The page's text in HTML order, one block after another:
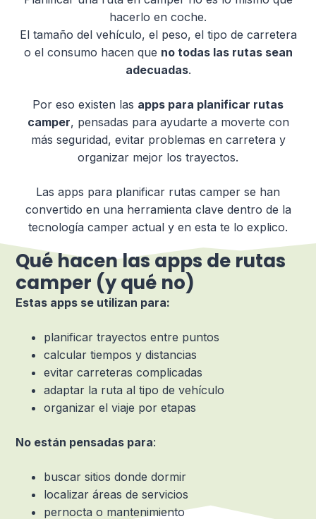
hacerlo en coche.
El tamaño del vehículo, el peso, el tipo de carretera
o el consumo hacen que no todas las rutas sean
adecuadas.
Por eso existen las apps para planificar rutas
camper, pensadas para ayudarte a moverte con
más seguridad, evitar problemas en carretera y
organizar mejor los trayectos.
Las apps para planificar rutas camper se han
convertido en una herramienta clave dentro de la
tecnología camper actual y en esta te lo explico.
Qué hacen las apps de rutas
camper (y qué no)
Estas apps se utilizan para:
planificar trayectos entre puntos
calcular tiempos y distancias
evitar carreteras complicadas
adaptar la ruta al tipo de vehículo
organizar el viaje por etapas
No están pensadas para:
buscar sitios donde dormir
localizar áreas de servicios
pernocta o mantenimiento